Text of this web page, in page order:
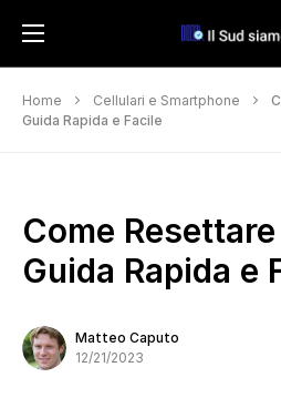
Home Cellulari e Smartphone
Guida Rapida e Facile
Come
Guida Rapida e
Matteo Caputo
12/21/2023